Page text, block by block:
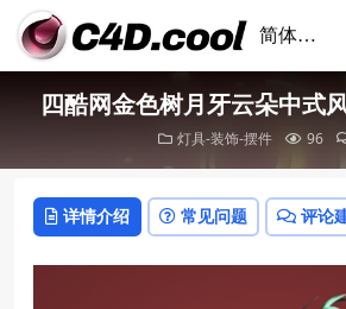
四酷网金色树月牙云朵中式
灯具-装饰-摆件 96
详情介绍 常见问题 评论